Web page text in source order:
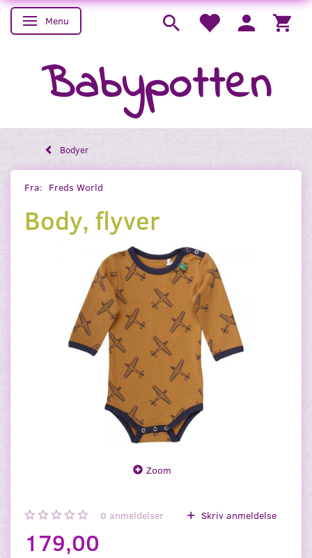
Skifte navigation
Menu
Babypotten
Bodyer
Fra: Freds World
Body, flyver
Zoom
0 anmeldelser Skriv anmeldelse
179,00